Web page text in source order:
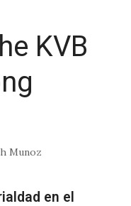
KVB
Munoz
en el